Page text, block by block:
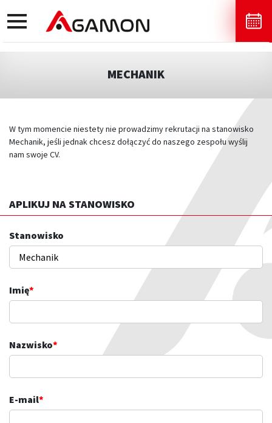
toggle
navigation
MECHANIK
W tym momencie niestety nie prowadzimy rekrutacji na stanowisko
Mechanik, jeśli jednak chcesz dołączyć do naszego zespołu wyślij
nam swoje CV.
APLIKUJ NA STANOWISKO
Stanowisko
Imię*
Nazwisko*
E-mail*